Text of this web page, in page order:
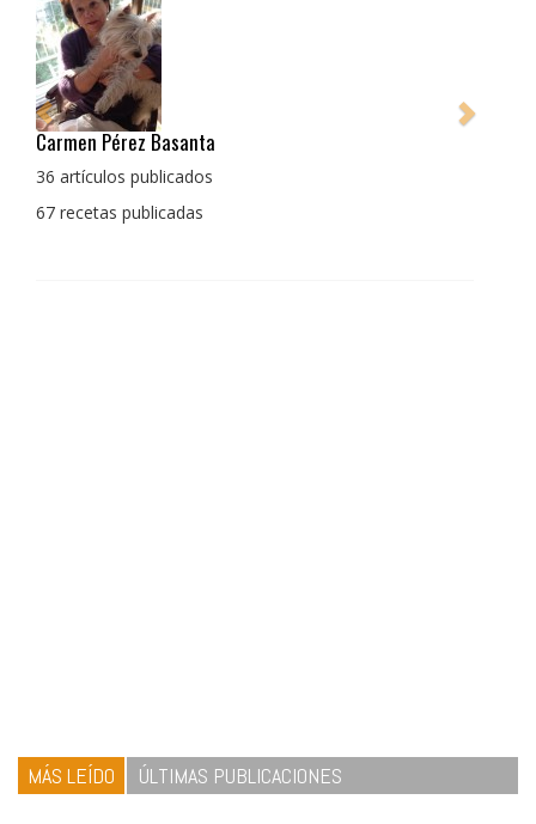
Pedro Manuel Collado Cruz
La cocina para mi es producto bien tratado sin
con un toque diferente